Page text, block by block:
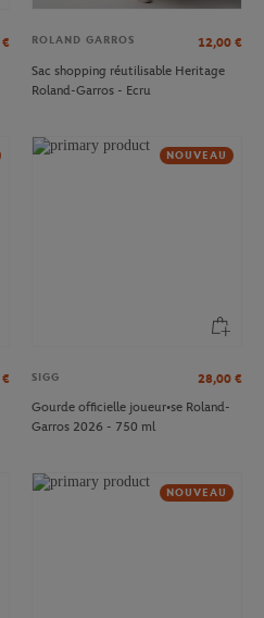
€
ROLAND GARROS 12,00 €
Sac shopping réutilisable Heritage
Roland-Garros - Ecru
€
NOUVEAU
SIGG 28,00 €
Gourde officielle joueur•se Roland-
Garros 2026 - 750 ml
NOUVEAU